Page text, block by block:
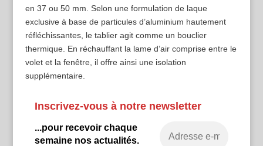
en 37 ou 50 mm. Selon une formulation de laque
exclusive à base de particules d’aluminium hautement
réfléchissantes, le tablier agit comme un bouclier
thermique. En réchauffant la lame d’air comprise entre le
volet et la fenêtre, il offre ainsi une isolation
supplémentaire.
Inscrivez-vous à notre newsletter
...pour recevoir chaque
semaine nos actualités.